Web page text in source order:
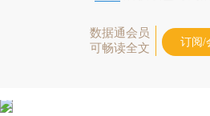
数据通会员
可畅读全文
订阅/